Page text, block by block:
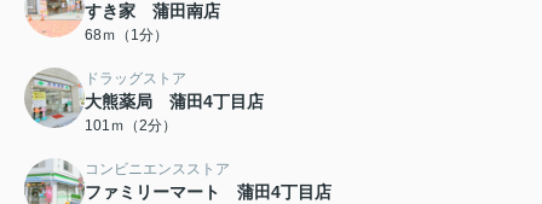
すき家 蒲田南店
68ｍ（1分）
ドラッグストア
大熊薬局 蒲田4丁目店
101ｍ（2分）
コンビニエンスストア
ファミリーマート 蒲田4丁目店